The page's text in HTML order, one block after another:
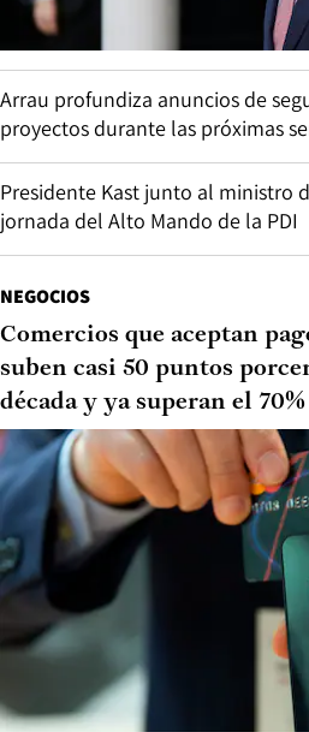
Arrau profundiza anuncios de
proyectos durante las próximas
Presidente Kast junto al ministro
jornada del Alto Mando de la PDI
NEGOCIOS
Comercios que aceptan
suben casi 50 puntos
década y ya superan el 70%